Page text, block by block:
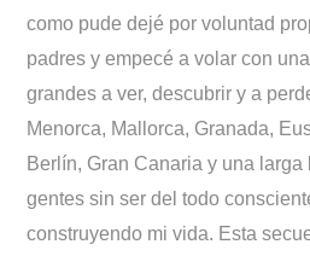
como pude dejé por voluntad
padres y empecé a volar con
grandes a ver, descubrir y a
Menorca, Mallorca, Granada,
Berlín, Gran Canaria y una
gentes sin ser del todo
construyendo mi vida. Esta